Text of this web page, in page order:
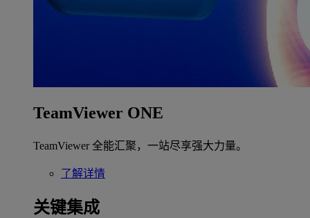
TeamViewer ONE
TeamViewer 全能汇聚，一站尽享强大力量。
了解详情
关键集成